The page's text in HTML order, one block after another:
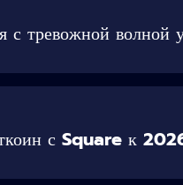
с тревожной волной
с Square к